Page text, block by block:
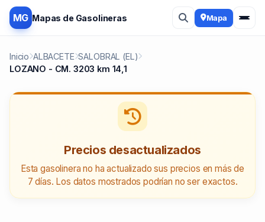
MG Mapas de Gasolineras Mapa
Inicio ALBACETE SALOBRAL (EL)
LOZANO - CM. 3203 km 14,1
Precios desactualizados
Esta gasolinera no ha actualizado sus precios en más de
7 días. Los datos mostrados podrían no ser exactos.